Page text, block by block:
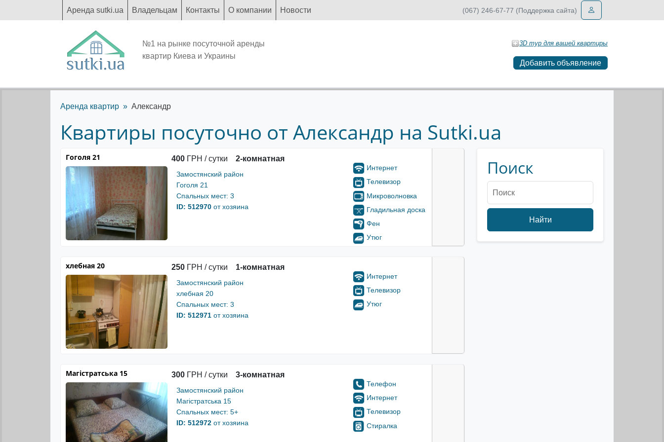
Аренда sutki.ua Владельцам Контакты О компании Новости (067) 246-67-77 (Поддержка сайта)
№1 на рынке посуточной аренды
квартир Киева и Украины
3D тур для вашей квартиры
Добавить объявление
Аренда квартир Александр
Квартиры посуточно от Александр на Sutki.ua
Гоголя 21 400 ГРН / сутки 2-комнатная
Замостянский район
Гоголя 21
Спальных мест: 3
ID: 512970 от хозяина
Интернет
Телевизор
Микроволновка
Гладильная доска
Фен
Утюг
хлебная 20 250 ГРН / сутки 1-комнатная
Замостянский район
хлебная 20
Спальных мест: 3
ID: 512971 от хозяина
Интернет
Телевизор
Утюг
Магістратська 15 300 ГРН / сутки 3-комнатная
Замостянский район
Магістратська 15
Спальных мест: 5+
ID: 512972 от хозяина
Телефон
Интернет
Телевизор
Стиралка
Поиск
Найти